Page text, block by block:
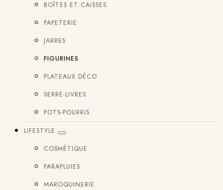
BOÎTES ET CAISSES
PAPETERIE
JARRES
FIGURINES
PLATEAUX DÉCO
SERRE-LIVRES
POTS-POURRIS
LIFESTYLE
COSMÉTIQUE
PARAPLUIES
MAROQUINERIE